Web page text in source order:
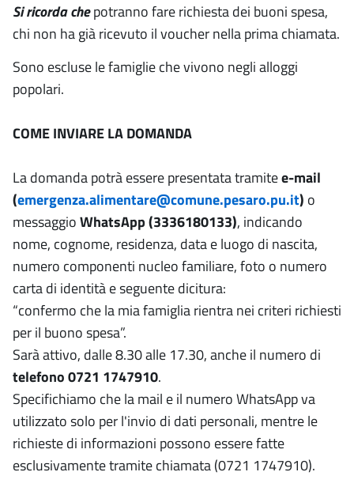
Si ricorda chepotranno fare richiesta dei buoni spesa,
chi non ha già ricevuto il voucher nella prima chiamata.
Sono escluse le famiglie che vivono negli alloggi
popolari.
COME INVIARE LA DOMANDA
La domanda potrà essere presentata tramitee-mail
(emergenza.alimentare@comune.pesaro.pu.it) o
messaggioWhatsApp (3336180133), indicando
nome, cognome, residenza, data e luogo di nascita,
numero componenti nucleo familiare, foto o numero
carta di identità e seguente dicitura:
“confermo che la mia famiglia rientra nei criteri richiesti
per il buono spesa”.
Sarà attivo, dalle 8.30 alle 17.30, anche il numero di
telefono0721 1747910.
Specifichiamo che la mail e il numero WhatsApp va
utilizzato solo per l'invio di dati personali, mentre le
richieste di informazioni possono essere fatte
esclusivamente tramite chiamata (0721 1747910).